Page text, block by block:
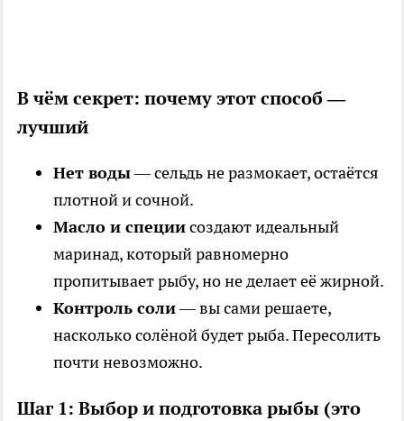
В чём секрет: почему этот способ —
лучший
Нет воды— сельдь не размокает, остаётся
плотной и сочной.
Масло и специисоздают идеальный
маринад, который равномерно
пропитывает рыбу, но не делает её жирной.
Контроль соли— вы сами решаете,
насколько солёной будет рыба. Пересолить
почти невозможно.
Шаг 1: Выбор и подготовка рыбы (это